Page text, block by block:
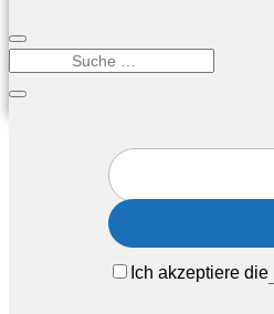
Ich akzeptiere die